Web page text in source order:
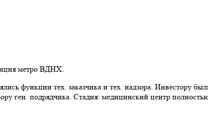
метро ВДНХ.
функции тех. заказчика и тех. надзора. Инвестору
ген. подрядчика. Стадия: медицинский центр